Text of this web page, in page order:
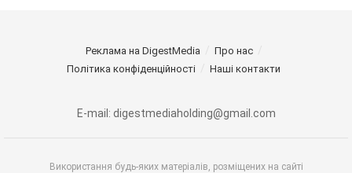
Реклама на DigestMedia
Про нас
Політика конфіденційності
Наші контакти
E-mail: digestmediaholding@gmail.com
Використання будь-яких матеріалів, розміщених на сайті